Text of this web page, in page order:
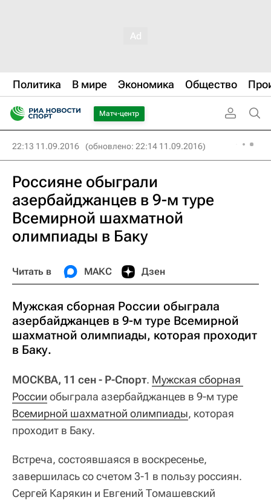
Политика В мире Экономика Общество
Матч-центр
22:13 11.09.2016 (обновлено: 22:14 11.09.2016)
Россияне обыграли
азербайджанцев в 9-м туре
Всемирной шахматной
олимпиады в Баку
Читать в МАКС Дзен
Мужская сборная России обыграла
азербайджанцев в 9-м туре Всемирной
шахматной олимпиады, которая проходит
в Баку.
МОСКВА, 11 сен - Р-Спорт. Мужская сборная
России обыграла азербайджанцев в 9-м туре
Всемирной шахматной олимпиады, которая
проходит в Баку.
Встреча, состоявшаяся в воскресенье,
завершилась со счетом 3-1 в пользу россиян.
Сергей Карякин и Евгений Томашевский